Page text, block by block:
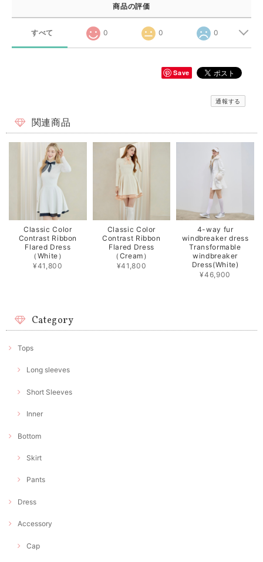
商品の評価
すべて 0 0 0
Save
通報する
関連商品
Classic Color
Contrast Ribbon
Flared Dress
（White）
¥41,800
Classic Color
Contrast Ribbon
Flared Dress
（Cream）
¥41,800
4-way fur
windbreaker dress
Transformable
windbreaker
Dress(White)
¥46,900
Category
Tops
Long sleeves
Short Sleeves
Inner
Bottom
Skirt
Pants
Dress
Accessory
Cap